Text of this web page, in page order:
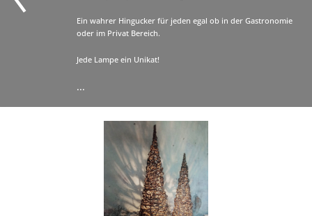
Ein wahrer Hingucker für jeden egal ob in der Gastronomie
oder im Privat Bereich.
Jede Lampe ein Unikat!
...